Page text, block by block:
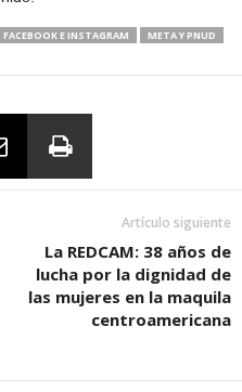
FACEBOOK E INSTAGRAM
META Y PNUD
Artículo siguiente
La REDCAM: 38 años de
lucha por la dignidad de
las mujeres en la maquila
centroamericana